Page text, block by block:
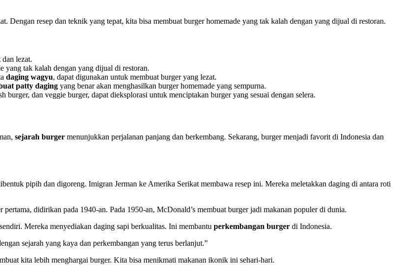
Dengan resep dan teknik yang tepat, kita bisa membuat burger homemade yang tak kalah dengan yang dijual di restoran.
lezat.
yang tak kalah dengan yang dijual di restoran.
daging wagyu, dapat digunakan untuk membuat burger yang lezat.
patty daging yang benar akan menghasilkan burger homemade yang sempurna.
dan veggie burger, dapat dieksplorasi untuk menciptakan burger yang sesuai dengan selera.
sejarah burger menunjukkan perjalanan panjang dan berkembang. Sekarang, burger menjadi favorit di Indonesia dan
pipih dan digoreng. Imigran Jerman ke Amerika Serikat membawa resep ini. Mereka meletakkan daging di antara roti
pertama, didirikan pada 1940-an. Pada 1950-an, McDonald’s membuat burger jadi makanan populer di dunia.
Mereka menyediakan daging sapi berkualitas. Ini membantu perkembangan burger di Indonesia.
sejarah yang kaya dan perkembangan yang terus berlanjut.”
kita lebih menghargai burger. Kita bisa menikmati makanan ikonik ini sehari-hari.